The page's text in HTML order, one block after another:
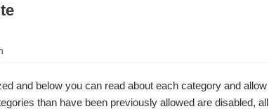
and below you can read about each category and allow
than have been previously allowed are disabled, all